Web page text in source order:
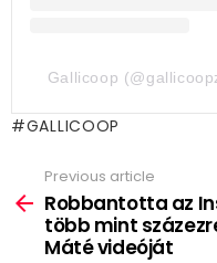
Gallicoop
GALLICOOP
more
Previous article
Robbantotta az
több mint
Máté videóját